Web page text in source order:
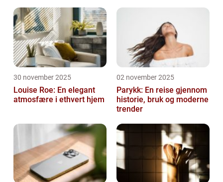
30 november 2025
Louise Roe: En elegant
atmosfære i ethvert hjem
02 november 2025
Parykk: En reise gjennom
historie, bruk og moderne
trender